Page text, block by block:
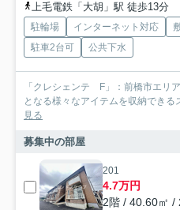
上毛電鉄「大胡」駅 徒歩13分
駐輪場 インターネット対応
駐車2台可
公共下水
「クレシェンテ F」：前橋市エリ
となる様々なアイテムを収納できる
見る
募集中の部屋
201
4.7万円
2階 / 40.60㎡ /